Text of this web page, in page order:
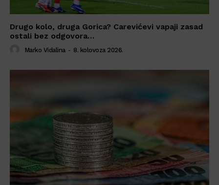
Drugo kolo, druga Gorica? Carevićevi vapaji zasad
ostali bez odgovora…
Marko Vidalina - 8. kolovoza 2026.